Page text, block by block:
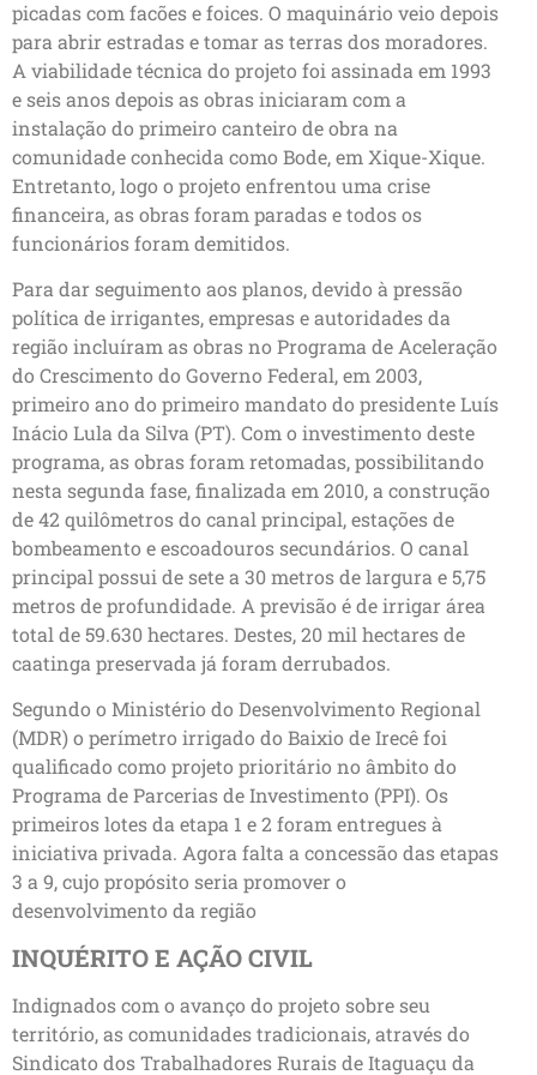
picadas com facões e foices. O maquinário veio depois
para abrir estradas e tomar as terras dos moradores.
A viabilidade técnica do projeto foi assinada em 1993
e seis anos depois as obras iniciaram com a
instalação do primeiro canteiro de obra na
comunidade conhecida como Bode, em Xique-Xique.
Entretanto, logo o projeto enfrentou uma crise
financeira, as obras foram paradas e todos os
funcionários foram demitidos.
Para dar seguimento aos planos, devido à pressão
política de irrigantes, empresas e autoridades da
região incluíram as obras no Programa de Aceleração
do Crescimento do Governo Federal, em 2003,
primeiro ano do primeiro mandato do presidente Luís
Inácio Lula da Silva (PT). Com o investimento deste
programa, as obras foram retomadas, possibilitando
nesta segunda fase, finalizada em 2010, a construção
de 42 quilômetros do canal principal, estações de
bombeamento e escoadouros secundários. O canal
principal possui de sete a 30 metros de largura e 5,75
metros de profundidade. A previsão é de irrigar área
total de 59.630 hectares. Destes, 20 mil hectares de
caatinga preservada já foram derrubados.
Segundo o Ministério do Desenvolvimento Regional
(MDR) o perímetro irrigado do Baixio de Irecê foi
qualificado como projeto prioritário no âmbito do
Programa de Parcerias de Investimento (PPI). Os
primeiros lotes da etapa 1 e 2 foram entregues à
iniciativa privada. Agora falta a concessão das etapas
3 a 9, cujo propósito seria promover o
desenvolvimento da região
INQUÉRITO E AÇÃO CIVIL
Indignados com o avanço do projeto sobre seu
território, as comunidades tradicionais, através do
Sindicato dos Trabalhadores Rurais de Itaguaçu da